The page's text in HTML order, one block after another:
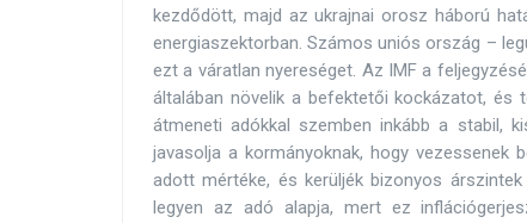
kezdődött, majd az ukrajnai orosz háború
energiaszektorban. Számos uniós ország –
ezt a váratlan nyereséget. Az IMF a
általában növelik a befektetői kockázatot, és
átmeneti adókkal szemben inkább a stabil,
javasolja a kormányoknak, hogy vezessenek
adott mértéke, és kerüljék bizonyos
legyen az adó alapja, mert ez